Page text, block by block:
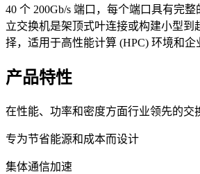
40 个 200Gb/s 端口，每个端口具有完
立交换机是架顶式叶连接或构建小型到
择，适用于高性能计算 (HPC) 环境和企
产品特性
在性能、功率和密度方面行业领先的交
专为节省能源和成本而设计
集体通信加速